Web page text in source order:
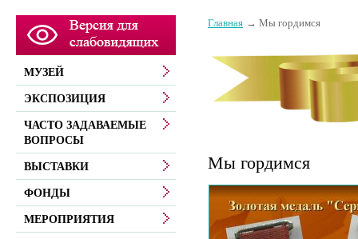
Главная Мы гордимся
Мы гордимся
МУЗЕЙ
ЭКСПОЗИЦИЯ
ЧАСТО ЗАДАВАЕМЫЕ
ВОПРОСЫ
ВЫСТАВКИ
ФОНДЫ
МЕРОПРИЯТИЯ